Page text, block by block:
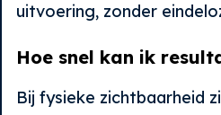
uitvoering, zonder
Hoe snel kan ik
Bij fysieke zichtbaarheid